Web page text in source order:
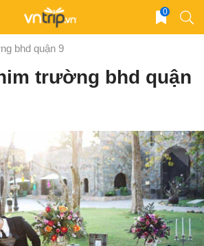
0
bhd quận 9
trường bhd quận